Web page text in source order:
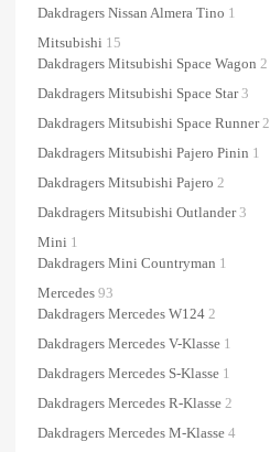
Dakdragers Nissan Almera Tino 1
Mitsubishi 15
Dakdragers Mitsubishi Space Wagon 2
Dakdragers Mitsubishi Space Star 3
Dakdragers Mitsubishi Space Runner 2
Dakdragers Mitsubishi Pajero Pinin 1
Dakdragers Mitsubishi Pajero 2
Dakdragers Mitsubishi Outlander 3
Mini 1
Dakdragers Mini Countryman 1
Mercedes 93
Dakdragers Mercedes W124 2
Dakdragers Mercedes V-Klasse 1
Dakdragers Mercedes S-Klasse 1
Dakdragers Mercedes R-Klasse 2
Dakdragers Mercedes M-Klasse 4